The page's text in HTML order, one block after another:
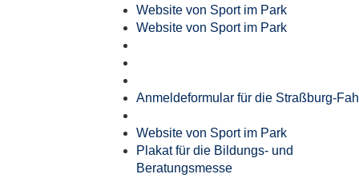
Website von Sport im Park
Website von Sport im Park
Anmeldeformular für die Straßburg-
Website von Sport im Park
Plakat für die Bildungs- und
Beratungsmesse